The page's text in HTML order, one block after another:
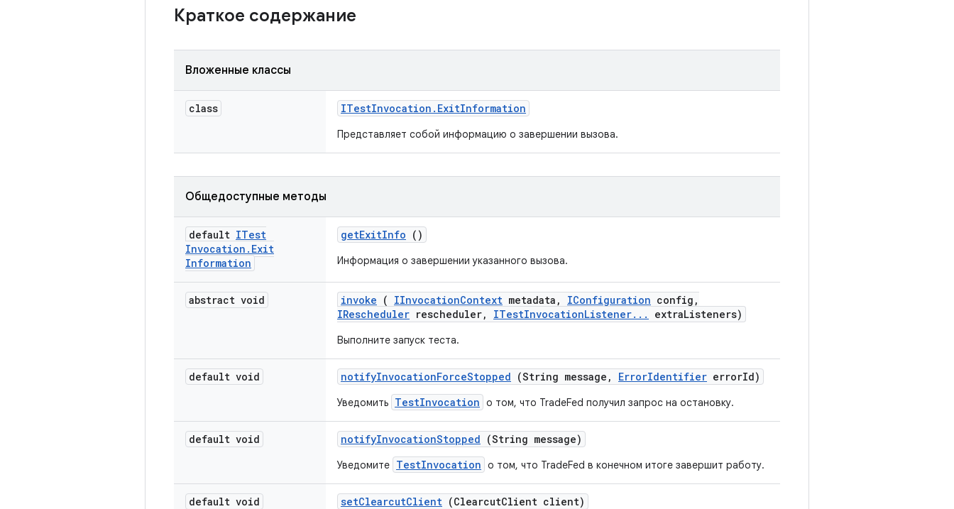
Краткое содержание
Вложенные классы
class ITestInvocation . ExitInformation
Представляет собой информацию о завершении вызова.
Общедоступные методы
default ITest
Invocation . Exit
Information
getExitInfo ()
Информация о завершении указанного вызова.
abstract void invoke ( IInvocationContext metadata , IConfiguration config ,
IRescheduler rescheduler, ITestInvocationListener. . . extraListeners)
Выполните запуск теста.
default void notifyInvocationForceStopped (String message , ErrorIdentifier errorId)
Уведомить TestInvocation о том, что TradeFed получил запрос на остановку.
default void notifyInvocationStopped (String message)
Уведомите TestInvocation о том, что TradeFed в конечном итоге завершит работу.
default void setClearcutClient (ClearcutClient client)